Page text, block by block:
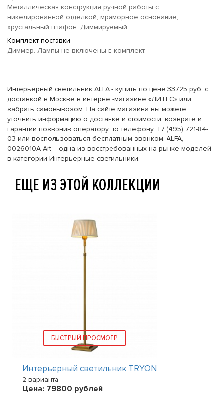
Металлическая конструкция ручной работы с
никелированной отделкой, мраморное основание,
хрустальный плафон. Диммируемый.
Комплект поставки
Диммер. Лампы не включены в комплект.
Интерьерный светильник ALFA - купить по цене 33725 руб. с
доставкой в Москве в интернет-магазине «ЛИТЕС» или
забрать самовывозом. На сайте магазина вы можете
уточнить информацию о доставке и стоимости, возврате и
гарантии позвонив оператору по телефону: +7 (495) 721-84-
03 или воспользоваться бесплатным звонком. ALFA,
0026010A Art – одна из восстребованных на рынке моделей
в категории Интерьерные светильники.
ЕЩЕ ИЗ ЭТОЙ КОЛЛЕКЦИИ
БЫСТРЫЙ ПРОСМОТР
Интерьерный светильник TRYON
2 варианта
Цена: 79800 рублей